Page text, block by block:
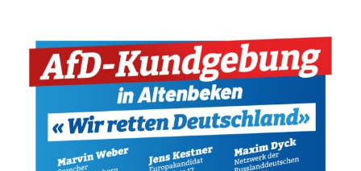
Zeige
grösseres
Bild